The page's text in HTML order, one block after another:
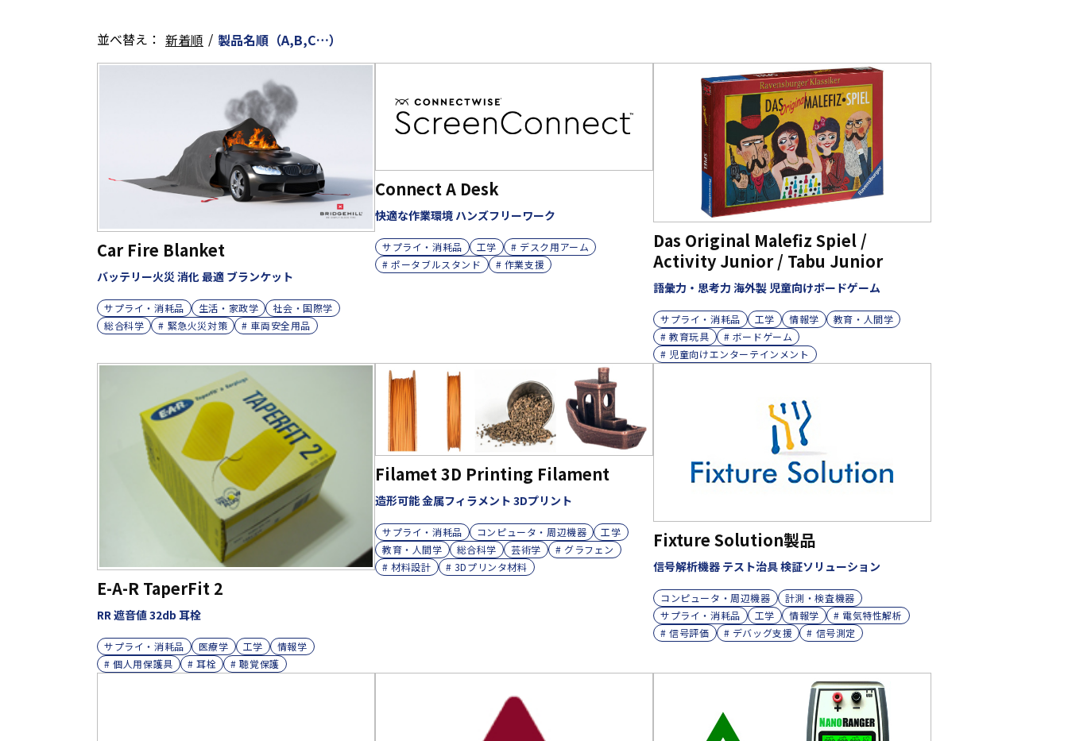
並べ替え： 新着順 / 製品名順（A,B,C…）
Car Fire Blanket
バッテリー火災 消化 最適 ブランケット
サプライ・消耗品 生活・家政学
社会・国際学
総合科学
# 緊急火災対策 # 車両安全用品
Connect A Desk
快適な作業環境 ハンズフリーワーク
サプライ・消耗品 工学
# デスク用アーム
# ポータブルスタンド
# 作業支援
Das Original Malefiz Spiel /
Activity Junior / Tabu Junior
語彙力・思考力 海外製 児童向けボードゲーム
サプライ・消耗品 工学 情報学
教育・人間学
# 教育玩具
# ボードゲーム
# 児童向けエンターテインメント
E-A-R TaperFit 2
RR 遮音値 32db 耳栓
サプライ・消耗品 医療学 工学
情報学
# 個人用保護具
# 耳栓 # 聴覚保護
Filamet 3D Printing Filament
造形可能 金属フィラメント 3Dプリント
サプライ・消耗品 コンピュータ・周辺機器
工学
教育・人間学
総合科学 芸術学
# グラフェン
# 材料設計
# 3Dプリンタ材料
Fixture Solution製品
信号解析機器 テスト治具 検証ソリューション
コンピュータ・周辺機器
計測・検査機器
サプライ・消耗品
工学 情報学
# 電気特性解析
# 信号評価
# デバッグ支援 # 信号測定